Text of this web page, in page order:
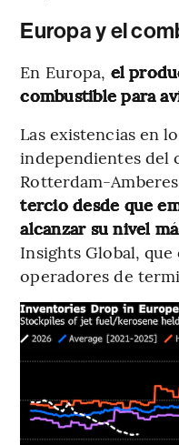
Europa y el
En Europa, el
combustible para
Las existencias en
independientes del
Rotterdam-
tercio desde que
alcanzar su nivel
Insights Global,
operadores de